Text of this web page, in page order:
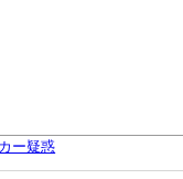
ー疑惑